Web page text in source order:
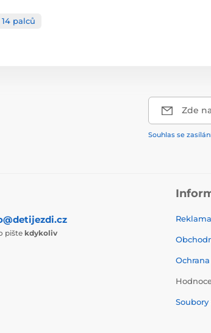
palců
Zde
Souhlas se
pište kdykoliv
Soubory